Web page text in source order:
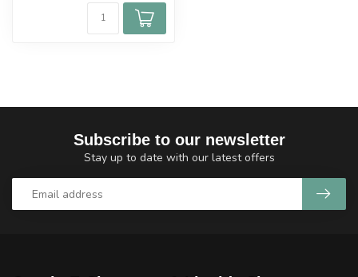
Subscribe to our newsletter
Stay up to date with our latest offers